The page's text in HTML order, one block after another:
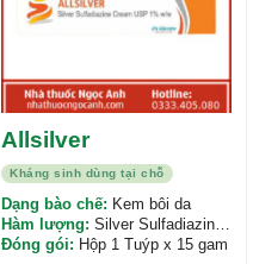
Kháng sinh dùng tại chỗ
Allsilver
Dạng bào chế: Kem bôi da
Hàm lượng: Silver Sulfadiazine
1%
Đóng gói: Hộp 1 Tuýp x 15 gam